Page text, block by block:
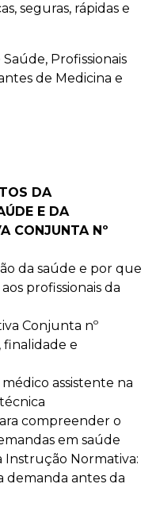
seguras, rápidas e
Profissionais
de Medicina e
DA
E DA
CONJUNTA Nº
da saúde e por que
profissionais da
Conjunta nº
finalidade e
assistente na
compreender o
em saúde
Normativa:
demanda antes da